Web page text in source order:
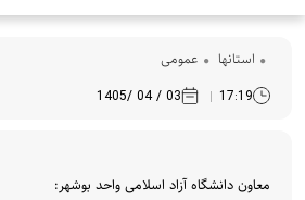
استانها عمومی
17:19
03 / 04 /1405
معاون دانشگاه آزاد اسلامی واحد بوشهر: